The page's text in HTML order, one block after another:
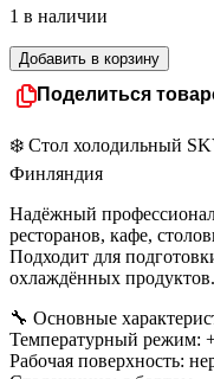
000 руб..
1 в наличии
Количество
товара
Стол
SKYCOLD
GNH-
1-
M-
1
COLD
LINE
1260
мм
Добавить в корзину
Поделиться
❄️ Стол холодильный
Финляндия
Надёжный
ресторанов, кафе,
Подходит для
охлаждённых продуктов.
🔧 Основные
Температурный режим:
Рабочая поверхность: